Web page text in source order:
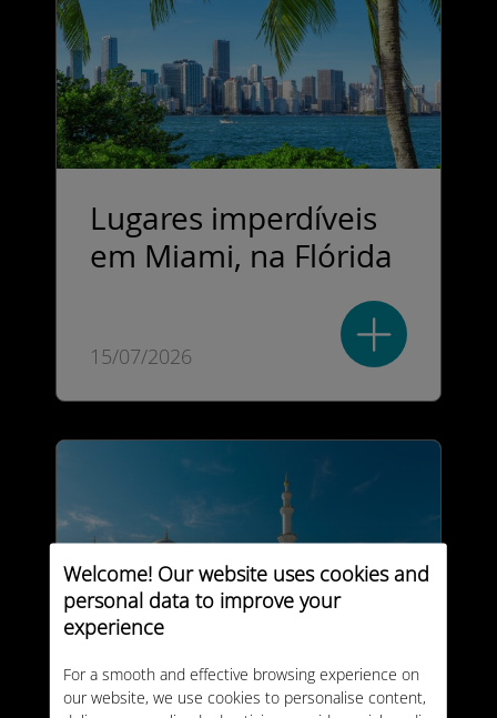
Welcome! Our website uses cookies and
personal data to improve your
experience
For a smooth and effective browsing experience on
our website, we use cookies to personalise content,
Lugares imperdíveis
em Miami, na Flórida
15/07/2026
Viagem ao Oriente